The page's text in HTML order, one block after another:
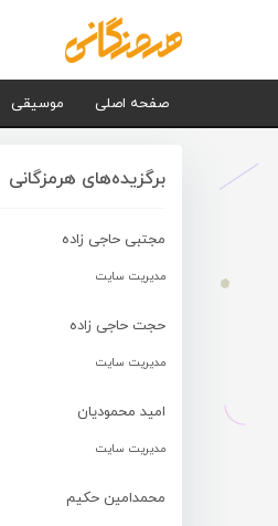
صفحه اصلی موسیقی
برگزیده‌های هرمزگانی
مجتبی حاجی زاده
مدیریت سایت
حجت حاجی زاده
مدیریت سایت
امید محمودیان
مدیریت سایت
محمدامین حکیم